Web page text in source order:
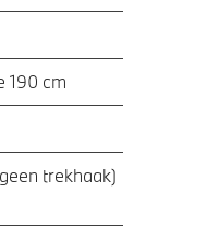
190 cm
trekhaak)